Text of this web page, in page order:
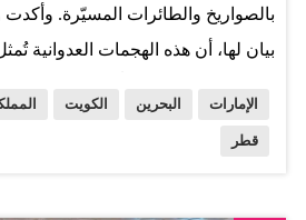
بالصواريخ والطائرات المسيّرة. وأكدت
بيان لها، أن هذه الهجمات العدوانية
الكويت، ودولة قطر، والمملكة
الإمارات البحرين الكويت
قطر